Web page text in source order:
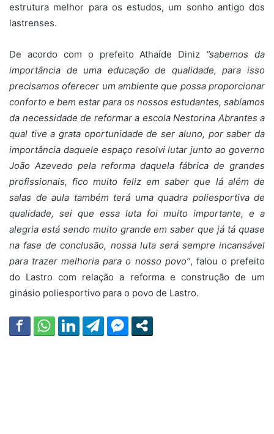
estrutura melhor para os estudos, um sonho antigo dos
lastrenses.
De acordo com o prefeito Athaíde Diniz ‘’sabemos da
importância de uma educação de qualidade, para isso
precisamos oferecer um ambiente que possa proporcionar
conforto e bem estar para os nossos estudantes, sabíamos
da necessidade de reformar a escola Nestorina Abrantes a
qual tive a grata oportunidade de ser aluno, por saber da
importância daquele espaço resolvi lutar junto ao governo
João Azevedo pela reforma daquela fábrica de grandes
profissionais, fico muito feliz em saber que lá além de
salas de aula também terá uma quadra poliesportiva de
qualidade, sei que essa luta foi muito importante, e a
alegria está sendo muito grande em saber que já tá quase
na fase de conclusão, nossa luta será sempre incansável
para trazer melhoria para o nosso povo’’, falou o prefeito
do Lastro com relação a reforma e construção de um
ginásio poliesportivo para o povo de Lastro.